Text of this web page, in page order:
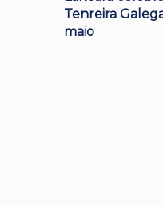
Tenreira
maio